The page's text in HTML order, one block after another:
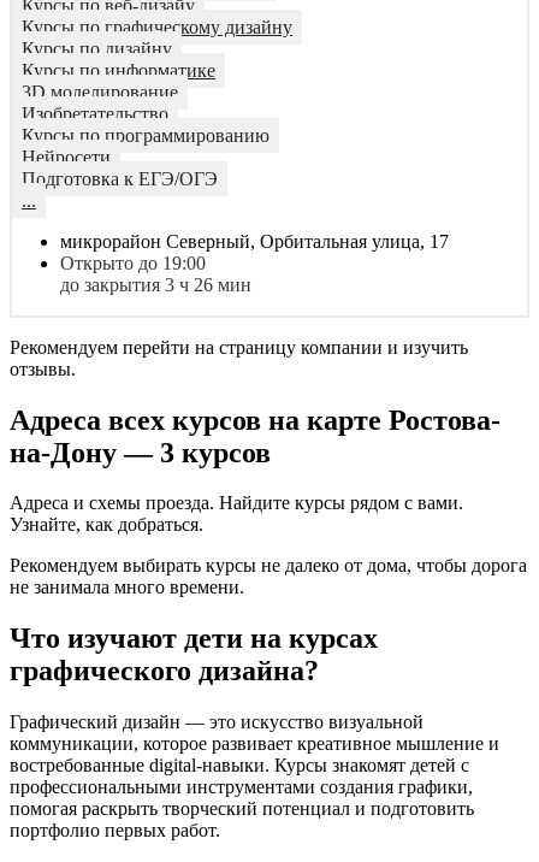
Курсы по веб-дизайу
Курсы по графическому дизайну
Курсы по дизайну
Курсы по информатике
3D моделирование
Изобретательство
Курсы по программированию
Нейросети
Подготовка к ЕГЭ/ОГЭ
...
микрорайон Северный, Орбитальная улица, 17
Открыто до 19:00
до закрытия 3 ч 26 мин
Рекомендуем перейти на страницу компании и изучить
отзывы.
Адреса всех курсов на карте Ростова-
на-Дону — 3 курсов
Адреса и схемы проезда. Найдите курсы рядом с вами.
Узнайте, как добраться.
Рекомендуем выбирать курсы не далеко от дома, чтобы дорога
не занимала много времени.
Что изучают дети на курсах
графического дизайна?
Графический дизайн — это искусство визуальной
коммуникации, которое развивает креативное мышление и
востребованные digital-навыки. Курсы знакомят детей с
профессиональными инструментами создания графики,
помогая раскрыть творческий потенциал и подготовить
портфолио первых работ.